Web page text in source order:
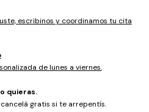
escribinos y coordinamos tu cita
de lunes a viernes.
quieras.
gratis si te arrepentís.